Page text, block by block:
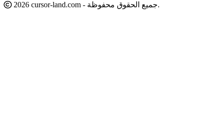
2026 cursor-land.com - جميع الحقوق محفوظة.